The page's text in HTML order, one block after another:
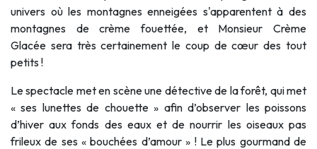
univers où les montagnes enneigées s'apparentent à des
montagnes de crème fouettée, et Monsieur Crème
Glacée sera très certainement le coup de cœur des tout
petits !
Le spectacle met en scène une détective de la forêt, qui met
« ses lunettes de chouette » afin d’observer les poissons
d’hiver aux fonds des eaux et de nourrir les oiseaux pas
frileux de ses « bouchées d’amour » ! Le plus gourmand de